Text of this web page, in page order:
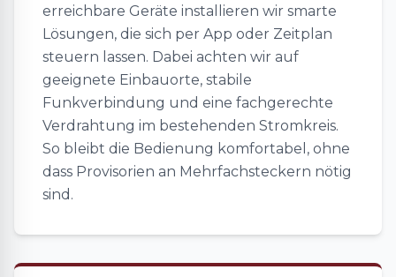
erreichbare Geräte installieren wir smarte
Lösungen, die sich per App oder Zeitplan
steuern lassen. Dabei achten wir auf
geeignete Einbauorte, stabile
Funkverbindung und eine fachgerechte
Verdrahtung im bestehenden Stromkreis.
So bleibt die Bedienung komfortabel, ohne
dass Provisorien an Mehrfachsteckern nötig
sind.